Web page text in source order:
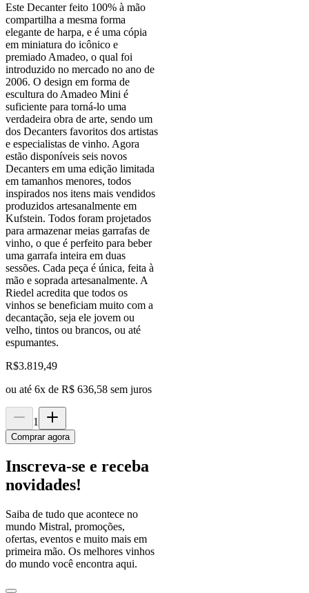
Este Decanter feito 100% à mão
compartilha a mesma forma
elegante de harpa, e é uma cópia
em miniatura do icônico e
premiado Amadeo, o qual foi
introduzido no mercado no ano de
2006. O design em forma de
escultura do Amadeo Mini é
suficiente para torná-lo uma
verdadeira obra de arte, sendo um
dos Decanters favoritos dos artistas
e especialistas de vinho. Agora
estão disponíveis seis novos
Decanters em uma edição limitada
em tamanhos menores, todos
inspirados nos itens mais vendidos
produzidos artesanalmente em
Kufstein. Todos foram projetados
para armazenar meias garrafas de
vinho, o que é perfeito para beber
uma garrafa inteira em duas
sessões. Cada peça é única, feita à
mão e soprada artesanalmente. A
Riedel acredita que todos os
vinhos se beneficiam muito com a
decantação, seja ele jovem ou
velho, tintos ou brancos, ou até
espumantes.
R$3.819,49
ou até 6x de R$ 636,58 sem juros
1
Comprar agora
Inscreva-se e receba
novidades!
Saiba de tudo que acontece no
mundo Mistral, promoções,
ofertas, eventos e muito mais em
primeira mão. Os melhores vinhos
do mundo você encontra aqui.